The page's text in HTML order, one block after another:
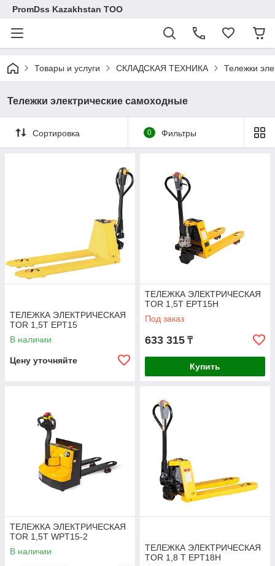
PromDss Kazakhstan TOO
Товары и услуги СКЛАДСКАЯ ТЕХНИКА Тележки
Тележки электрические самоходные
Сортировка 0 Фильтры
ТЕЛЕЖКА ЭЛЕКТРИЧЕСКАЯ
TOR 1,5Т EPT15
В наличии
Цену уточняйте
ТЕЛЕЖКА ЭЛЕКТРИЧЕСКАЯ
TOR 1,5Т EPT15H
Под заказ
633 315 ₸
Купить
ТЕЛЕЖКА ЭЛЕКТРИЧЕСКАЯ
TOR 1,5Т WPT15-2
В наличии
ТЕЛЕЖКА ЭЛЕКТРИЧЕСКАЯ
TOR 1,8 Т EPT18H